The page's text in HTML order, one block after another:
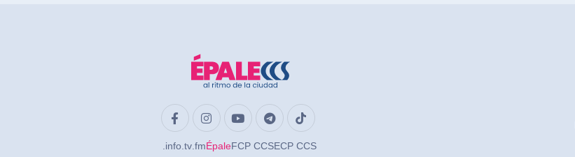
.info.tv.fmÉpaleFCP CCSECP CCS